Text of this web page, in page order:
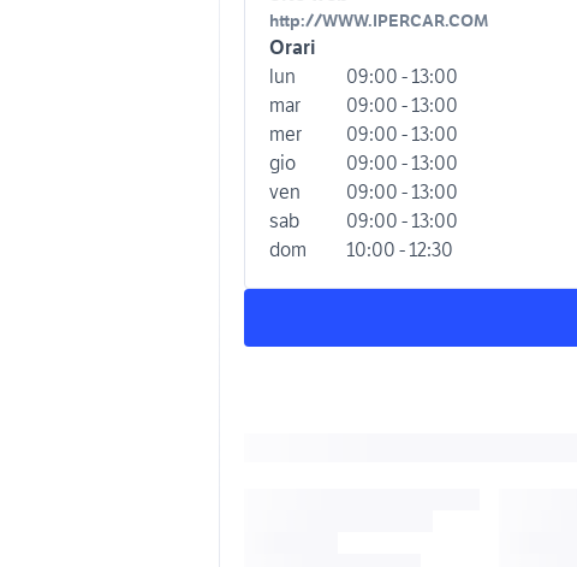
http://WWW.IPERCAR.COM
Orari
lun
09:00 - 13:00
mar
09:00 - 13:00
mer
09:00 - 13:00
gio
09:00 - 13:00
ven
09:00 - 13:00
sab
09:00 - 13:00
dom
10:00 - 12:30